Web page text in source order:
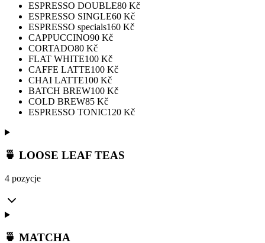
ESPRESSO DOUBLE80 Kč
ESPRESSO SINGLE60 Kč
ESPRESSO specials160 Kč
CAPPUCCINO90 Kč
CORTADO80 Kč
FLAT WHITE100 Kč
CAFFE LATTE100 Kč
CHAI LATTE100 Kč
BATCH BREW100 Kč
COLD BREW85 Kč
ESPRESSO TONIC120 Kč
🍵 LOOSE LEAF TEAS
4 pozycje
🍵 MATCHA